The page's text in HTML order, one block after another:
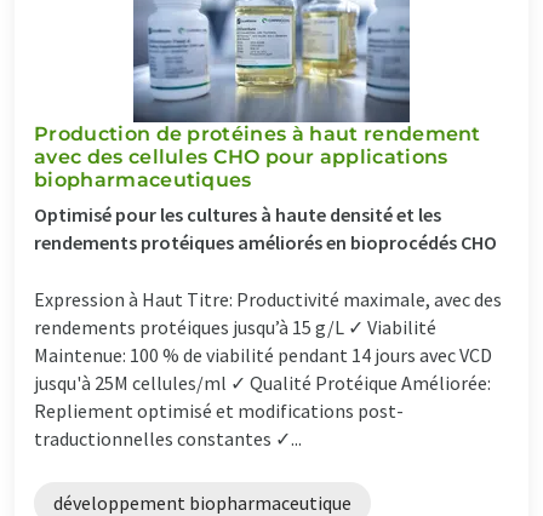
Production de protéines à haut rendement
avec des cellules CHO pour applications
biopharmaceutiques
Optimisé pour les cultures à haute densité et les
rendements protéiques améliorés en bioprocédés CHO
Expression à Haut Titre: Productivité maximale, avec des
rendements protéiques jusqu’à 15 g/L ✓ Viabilité
Maintenue: 100 % de viabilité pendant 14 jours avec VCD
jusqu'à 25M cellules/ml ✓ Qualité Protéique Améliorée:
Repliement optimisé et modifications post-
traductionnelles constantes ✓...
développement biopharmaceutique